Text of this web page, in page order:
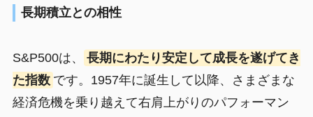
長期積立との相性
S&P500は、
長期にわたり安定して成長を遂げてき
た指数 です。1957年に誕生して以降、さまざまな
経済危機を乗り越えて右肩上がりのパフォーマン